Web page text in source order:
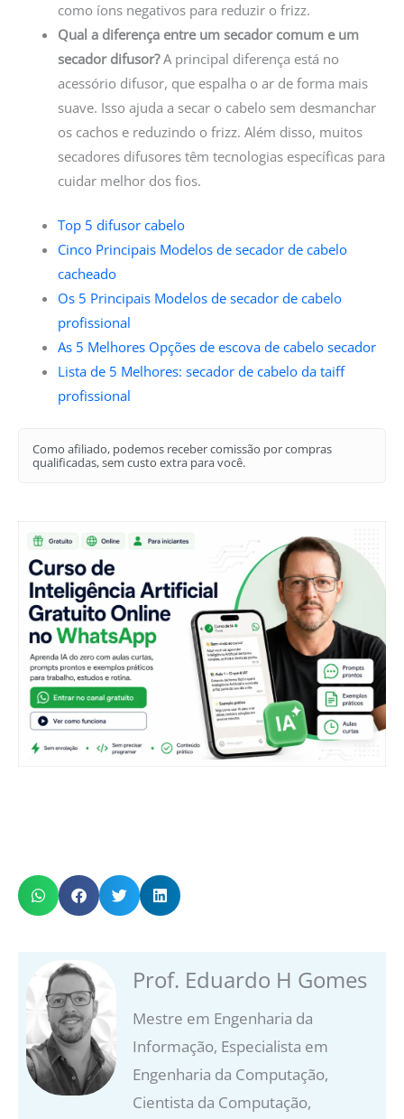
como íons negativos para reduzir o frizz.
Qual a diferença entre um secador comum e um
secador difusor?A principal diferença está no
acessório difusor, que espalha o ar de forma mais
suave. Isso ajuda a secar o cabelo sem desmanchar
os cachos e reduzindo o frizz. Além disso, muitos
secadores difusores têm tecnologias específicas para
cuidar melhor dos fios.
Top 5 difusor cabelo
Cinco Principais Modelos de secador de cabelo
cacheado
Os 5 Principais Modelos de secador de cabelo
profissional
As 5 Melhores Opções de escova de cabelo secador
Lista de 5 Melhores: secador de cabelo da taiff
profissional
Como afiliado, podemos receber comissão por compras
qualificadas, sem custo extra para você.
Prof. Eduardo H Gomes
Mestre em Engenharia da
Informação, Especialista em
Engenharia da Computação,
Cientista da Computação,